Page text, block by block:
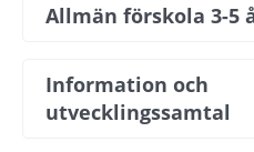
Allmän förskola 3-5
Information och
utvecklingssamtal